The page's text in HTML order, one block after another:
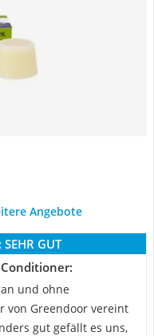
Angebote
SEHR GUT
und ohne
von Greendoor vereint
gut gefällt es uns,